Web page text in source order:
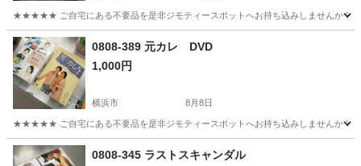
★★★★★ ご自宅にある不要品を是非ジモティースポットへお持ち込みしませんか？
神奈川 横浜市 DVD/ブルーレイ
0808-389 元カレ DVD
1,000円
横浜市 8月8日
★★★★★ ご自宅にある不要品を是非ジモティースポットへお持ち込みしませんか？
神奈川 横浜市 DVD/ブルーレイ
0808-345 ラストスキャンダル